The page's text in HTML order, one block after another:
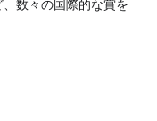
数々の国際的な賞を